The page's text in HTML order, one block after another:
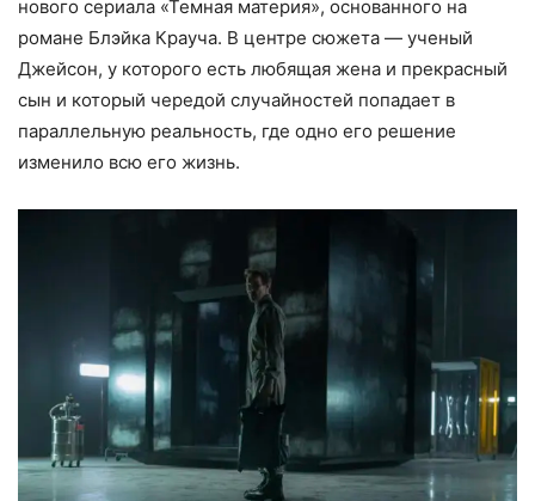
нового сериала «Темная материя», основанного на
романе Блэйка Крауча. В центре сюжета — ученый
Джейсон, у которого есть любящая жена и прекрасный
сын и который чередой случайностей попадает в
параллельную реальность, где одно его решение
изменило всю его жизнь.